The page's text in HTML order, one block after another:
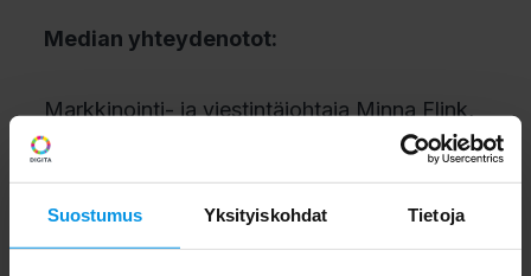
Suostumus Yksityiskohdat Tietoja
Median yhteydenotot:
Markkinointi- ja viestintäjohtaja Minna Flink,
p. 040 742 8849, minna.flink(a)digita.fi
Kuluttajat: